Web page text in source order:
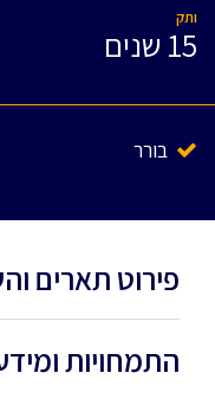
ותק
15 שנים
בורר
פירוט תארים
התמחויות